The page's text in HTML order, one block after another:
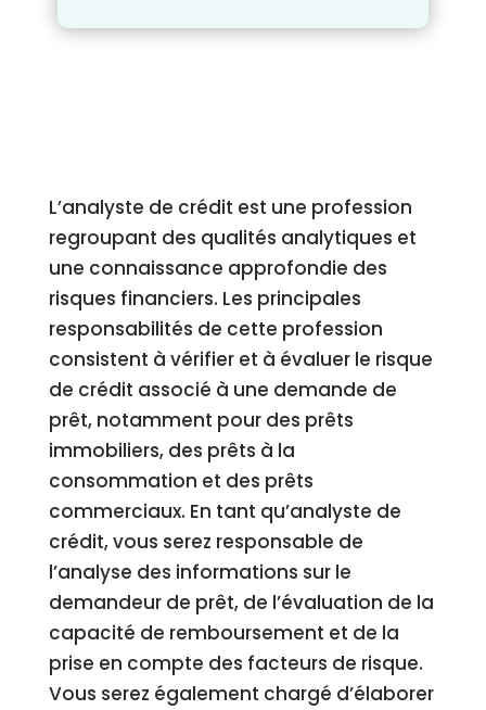
L’analyste de crédit est une profession
regroupant des qualités analytiques et
une connaissance approfondie des
risques financiers. Les principales
responsabilités de cette profession
consistent à vérifier et à évaluer le risque
de crédit associé à une demande de
prêt, notamment pour des prêts
immobiliers, des prêts à la
consommation et des prêts
commerciaux. En tant qu’analyste de
crédit, vous serez responsable de
l’analyse des informations sur le
demandeur de prêt, de l’évaluation de la
capacité de remboursement et de la
prise en compte des facteurs de risque.
Vous serez également chargé d’élaborer